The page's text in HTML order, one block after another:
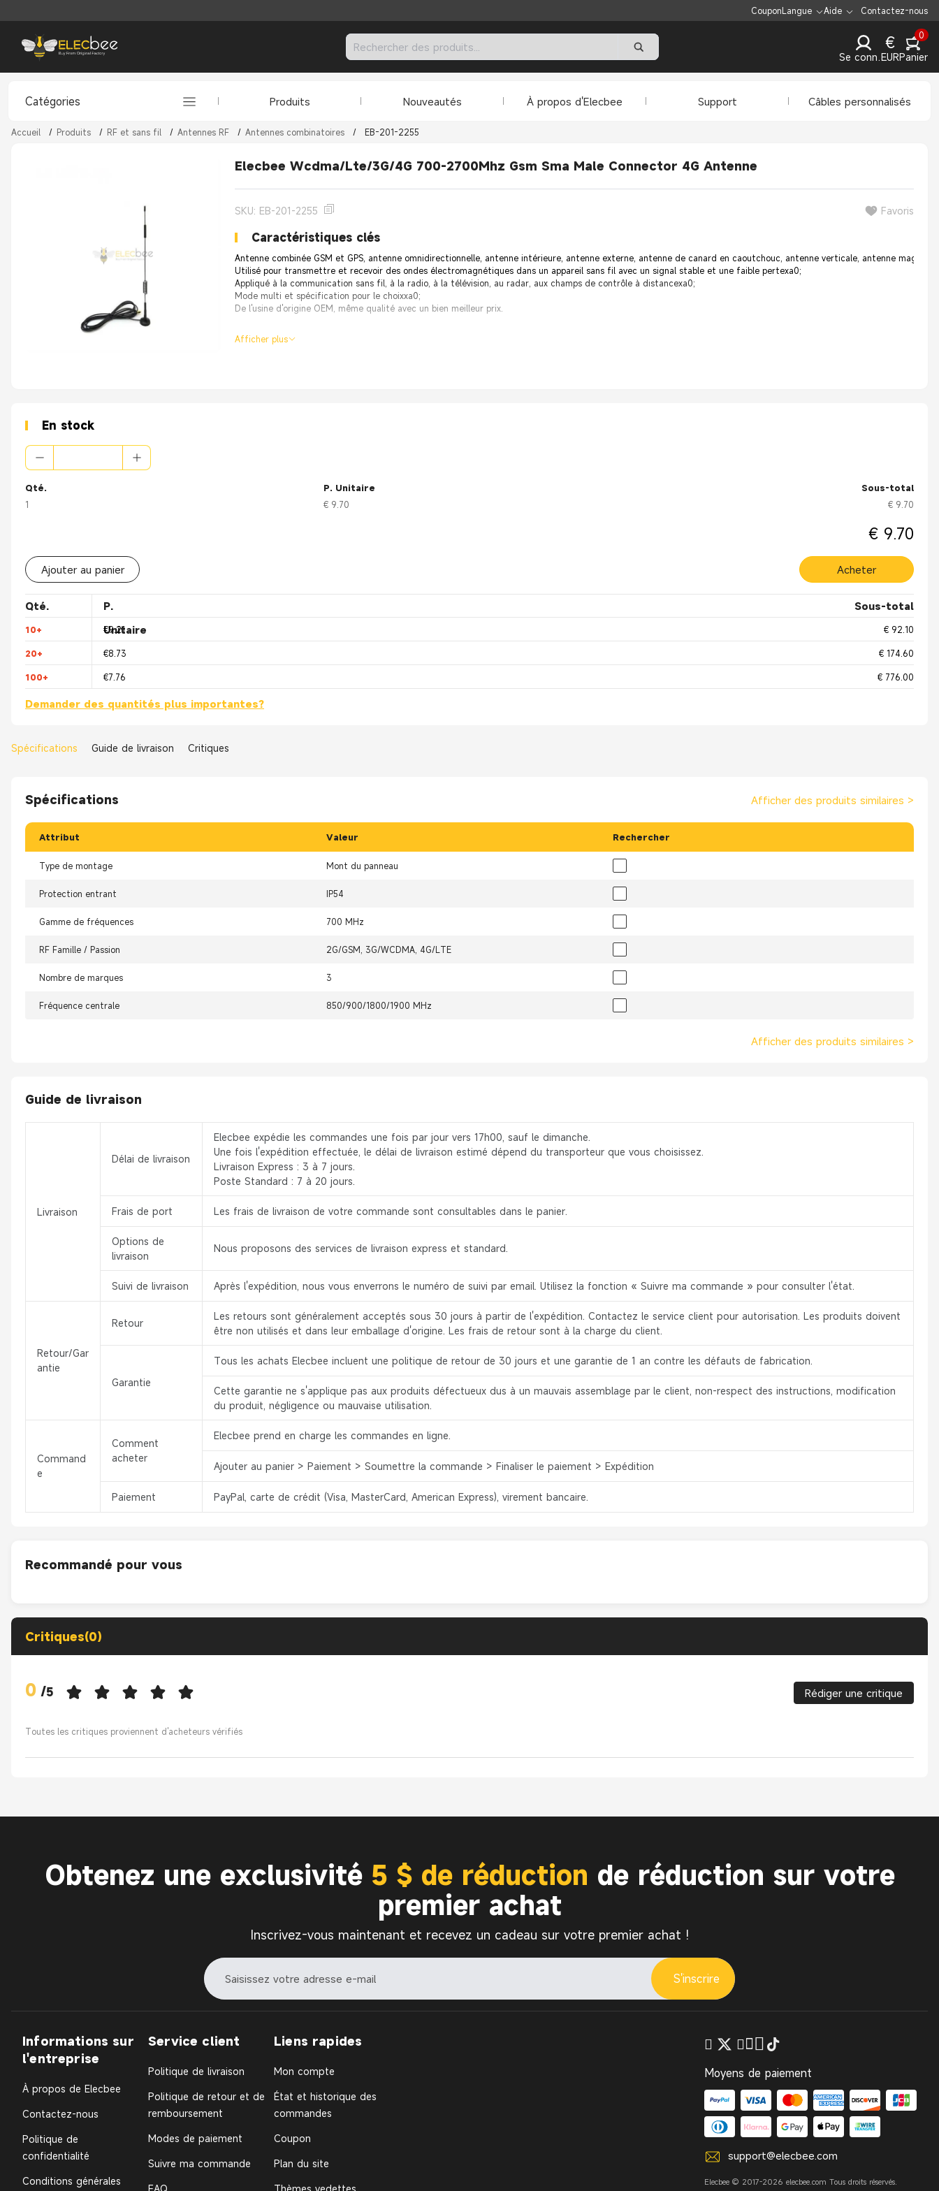
CouponLangue Aide Contactez-nous
Se connecter
€
EUR
0
Panier
Catégories Produits Nouveautés À propos d'Elecbee Support Câbles personnalisés
Accueil / Produits / RF et sans fil / Antennes RF / Antennes combinatoires / EB-201-2255
Elecbee Wcdma/Lte/3G/4G 700-2700Mhz Gsm Sma Male Connector 4G Antenne
SKU: EB-201-2255 Favoris
Caractéristiques clés
Antenne combinée GSM et GPS, antenne omnidirectionnelle, antenne intérieure, antenne externe, antenne de canard en caoutchouc, antenne verticale, antenne
Utilisé pour transmettre et recevoir des ondes électromagnétiques dans un appareil sans fil avec un signal stable et une faible pertexa0;
Appliqué à la communication sans fil, à la radio, à la télévision, au radar, aux champs de contrôle à distancexa0;
Mode multi et spécification pour le choixxa0;
De l'usine d'origine OEM, même qualité avec un bien meilleur prix.
Afficher plus
En stock
Qté.
1
P. Unitaire
€ 9.70
Sous-total
€ 9.70
€ 9.70
Ajouter au panier Acheter
Qté.
P.
Unitaire
Sous-total
10+ €9.21 € 92.10
20+ €8.73 € 174.60
100+ €7.76 € 776.00
Demander des quantités plus importantes?
Spécifications Guide de livraison Critiques
Spécifications Afficher des produits similaires >
Attribut Valeur Rechercher
Type de montage Mont du panneau
Protection entrant IP54
Gamme de fréquences 700 MHz
RF Famille / Passion 2G/GSM, 3G/WCDMA, 4G/LTE
Nombre de marques 3
Fréquence centrale 850/900/1800/1900 MHz
Afficher des produits similaires >
Guide de livraison
Livraison
Délai de livraison
Elecbee expédie les commandes une fois par jour vers 17h00, sauf le dimanche.
Une fois l'expédition effectuée, le délai de livraison estimé dépend du transporteur que vous choisissez.
Livraison Express : 3 à 7 jours.
Poste Standard : 7 à 20 jours.
Frais de port Les frais de livraison de votre commande sont consultables dans le panier.
Options de
livraison
Nous proposons des services de livraison express et standard.
Suivi de livraison Après l'expédition, nous vous enverrons le numéro de suivi par email. Utilisez la fonction « Suivre ma commande » pour consulter l'état.
Retour/Gar
antie
Retour
Les retours sont généralement acceptés sous 30 jours à partir de l'expédition. Contactez le service client pour autorisation. Les produits doivent
être non utilisés et dans leur emballage d'origine. Les frais de retour sont à la charge du client.
Garantie
Tous les achats Elecbee incluent une politique de retour de 30 jours et une garantie de 1 an contre les défauts de fabrication.
Cette garantie ne s'applique pas aux produits défectueux dus à un mauvais assemblage par le client, non-respect des instructions, modification
du produit, négligence ou mauvaise utilisation.
Command
e
Comment
acheter
Elecbee prend en charge les commandes en ligne.
Ajouter au panier > Paiement > Soumettre la commande > Finaliser le paiement > Expédition
Paiement PayPal, carte de crédit (Visa, MasterCard, American Express), virement bancaire.
Recommandé pour vous
Critiques(0)
0 /5 Rédiger une critique
Toutes les critiques proviennent d'acheteurs vérifiés
Obtenez une exclusivité 5 $ de réduction de réduction sur votre
premier achat
Inscrivez-vous maintenant et recevez un cadeau sur votre premier achat !
S'inscrire
Informations sur
l'entreprise
À propos de Elecbee
Contactez-nous
Politique de
confidentialité
Conditions générales
Service client
Politique de livraison
Politique de retour et de
remboursement
Modes de paiement
Suivre ma commande
Liens rapides
Mon compte
État et historique des
commandes
Coupon
Plan du site
Moyens de paiement
support@elecbee.com
Elecbee © 2017-2026 elecbee.com Tous droits réservés.